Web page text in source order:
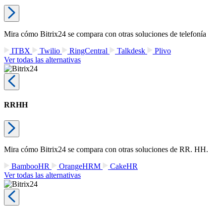
Mira cómo Bitrix24 se compara con otras soluciones de telefonía
ITBX
Twilio RingCentral Talkdesk
Plivo
Ver todas las alternativas
RRHH
Mira cómo Bitrix24 se compara con otras soluciones de RR. HH.
BambooHR
OrangeHRM
CakeHR
Ver todas las alternativas